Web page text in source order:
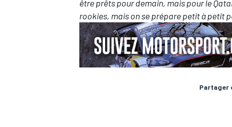
être prêts pour demain, mais pour le
rookies, mais on se prépare petit à petit
Partager